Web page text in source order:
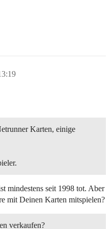
Karten, einige
mindestens seit 1998 tot. Aber
mit Deinen Karten mitspielen?
verkaufen?